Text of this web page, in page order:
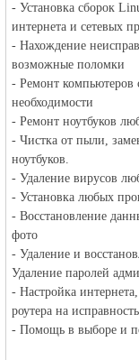
объявления в
Германии -
- Установка сборок
интернета и сетевых
- Нахождение
возможные поломки
- Ремонт
необходимости
- Ремонт ноутбуков
- Чистка от пыли,
ноутбуков.
- Удаление вирусов
- Установка любых
- Восстановление
фото
- Удаление и
Удаление паролей
- Настройка
роутера на
- Помощь в выборе и